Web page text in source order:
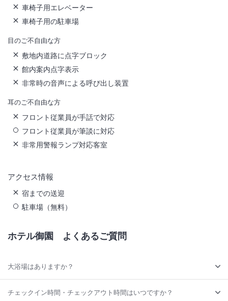
車椅子用エレベーター
車椅子用の駐車場
目のご不自由な方
敷地内道路に点字ブロック
館内案内点字表示
非常時の音声による呼び出し装置
耳のご不自由な方
フロント従業員が手話で対応
フロント従業員が筆談に対応
非常用警報ランプ対応客室
アクセス情報
宿までの送迎
駐車場（無料）
ホテル御園 よくあるご質問
大浴場はありますか？
チェックイン時間・チェックアウト時間はいつですか？